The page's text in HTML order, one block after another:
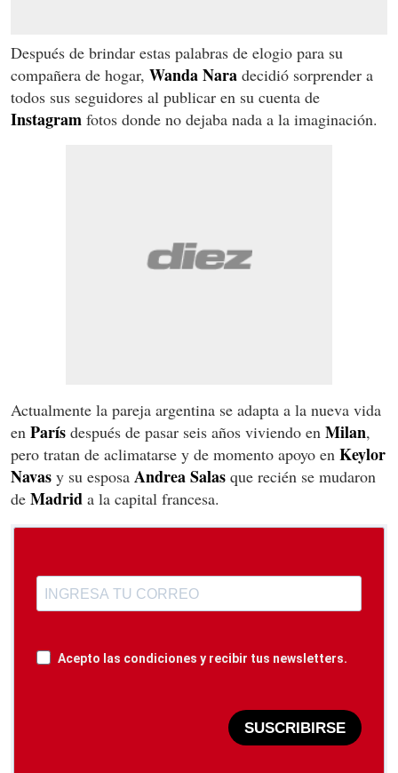
Después de brindar estas palabras de elogio para su
compañera de hogar, Wanda Nara decidió sorprender a
todos sus seguidores al publicar en su cuenta de
Instagram fotos donde no dejaba nada a la imaginación.
Actualmente la pareja argentina se adapta a la nueva vida
en París después de pasar seis años viviendo en Milan,
pero tratan de aclimatarse y de momento apoyo en Keylor
Navas y su esposa Andrea Salas que recién se mudaron
de Madrid a la capital francesa.
Acepto las condiciones y recibir tus newsletters.
SUSCRIBIRSE